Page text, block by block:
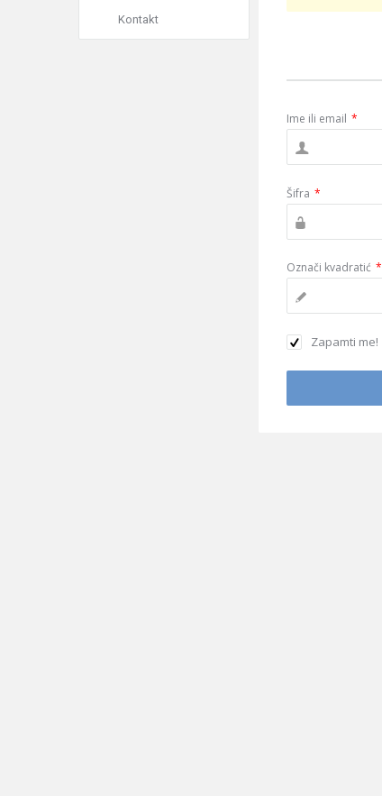
Ime ili email *
Šifra *
Označi kvadratić *
Zapamti me!
Kontakt